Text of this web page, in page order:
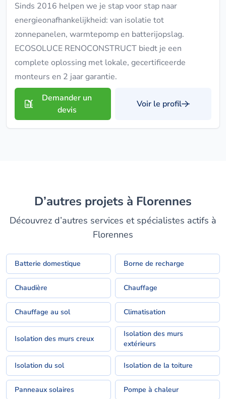
Sinds 2016 helpen we je stap voor stap naar
energieonafhankelijkheid: van isolatie tot
zonnepanelen, warmtepomp en batterijopslag.
ECOSOLUCE RENOCONSTRUCT biedt je een
complete oplossing met lokale, gecertificeerde
monteurs en 2 jaar garantie.
Demander un
devis
Voir le profil
D’autres projets à Florennes
Découvrez d’autres services et spécialistes actifs à
Florennes
Batterie domestique Borne de recharge
Chaudière Chauffage
Chauffage au sol Climatisation
Isolation des murs creux
Isolation des murs
extérieurs
Isolation du sol Isolation de la toiture
Panneaux solaires Pompe à chaleur